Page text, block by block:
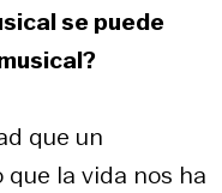
se puede
que un
la vida nos ha